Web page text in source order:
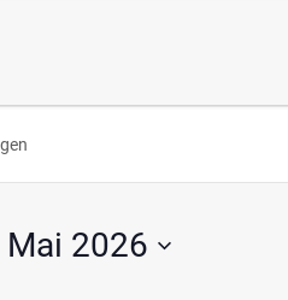
Mai 2026